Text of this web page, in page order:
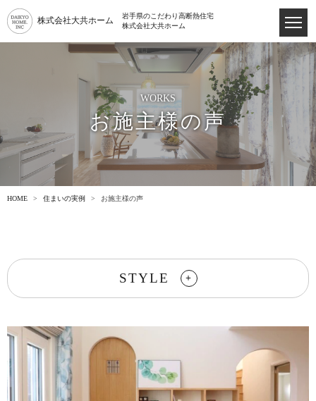
株式会社大共ホーム
岩手県のこだわり高断熱住宅
株式会社大共ホーム
お施主様の声
WORKS
HOME 住まいの実例 お施主様の声
STYLE